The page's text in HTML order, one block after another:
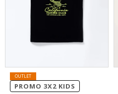
PROMO 3X2 KIDS